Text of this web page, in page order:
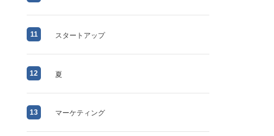
11 スタートアップ
12 夏
13 マーケティング